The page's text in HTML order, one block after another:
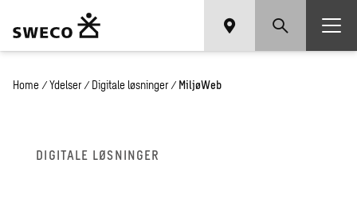
Home / Ydelser / Digitale løsninger / MiljøWeb
DI­GI­TA­LE LØS­NIN­GER